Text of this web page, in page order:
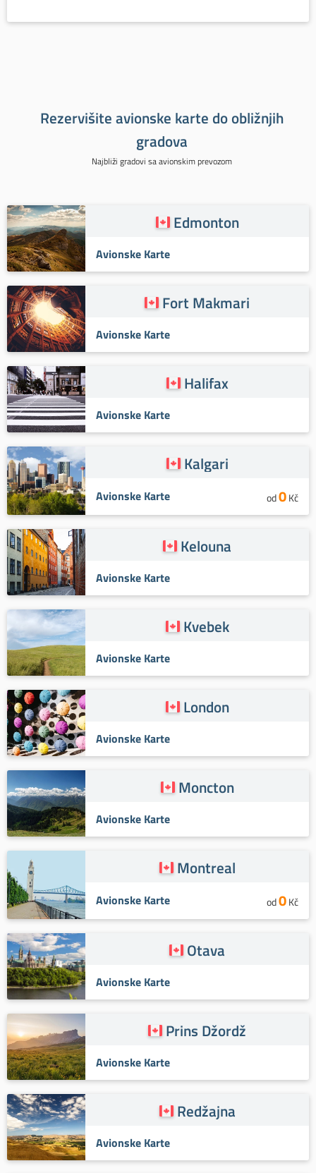
Rezervišite avionske karte do obližnjih
gradova
Najbliži gradovi sa avionskim prevozom
Edmonton
Avionske Karte
Fort Makmari
Avionske Karte
Halifax
Avionske Karte
Kalgari
Avionske Karte od0Kč
Kelouna
Avionske Karte
Kvebek
Avionske Karte
London
Avionske Karte
Moncton
Avionske Karte
Montreal
Avionske Karte od0Kč
Otava
Avionske Karte
Prins Džordž
Avionske Karte
Redžajna
Avionske Karte